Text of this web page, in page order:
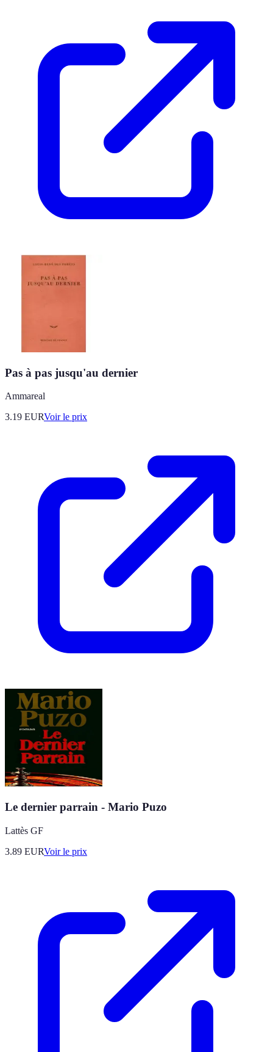
Pas à pas jusqu'au dernier
Ammareal
3.19 EURVoir le prix
Le dernier parrain - Mario Puzo
Lattès GF
3.89 EURVoir le prix